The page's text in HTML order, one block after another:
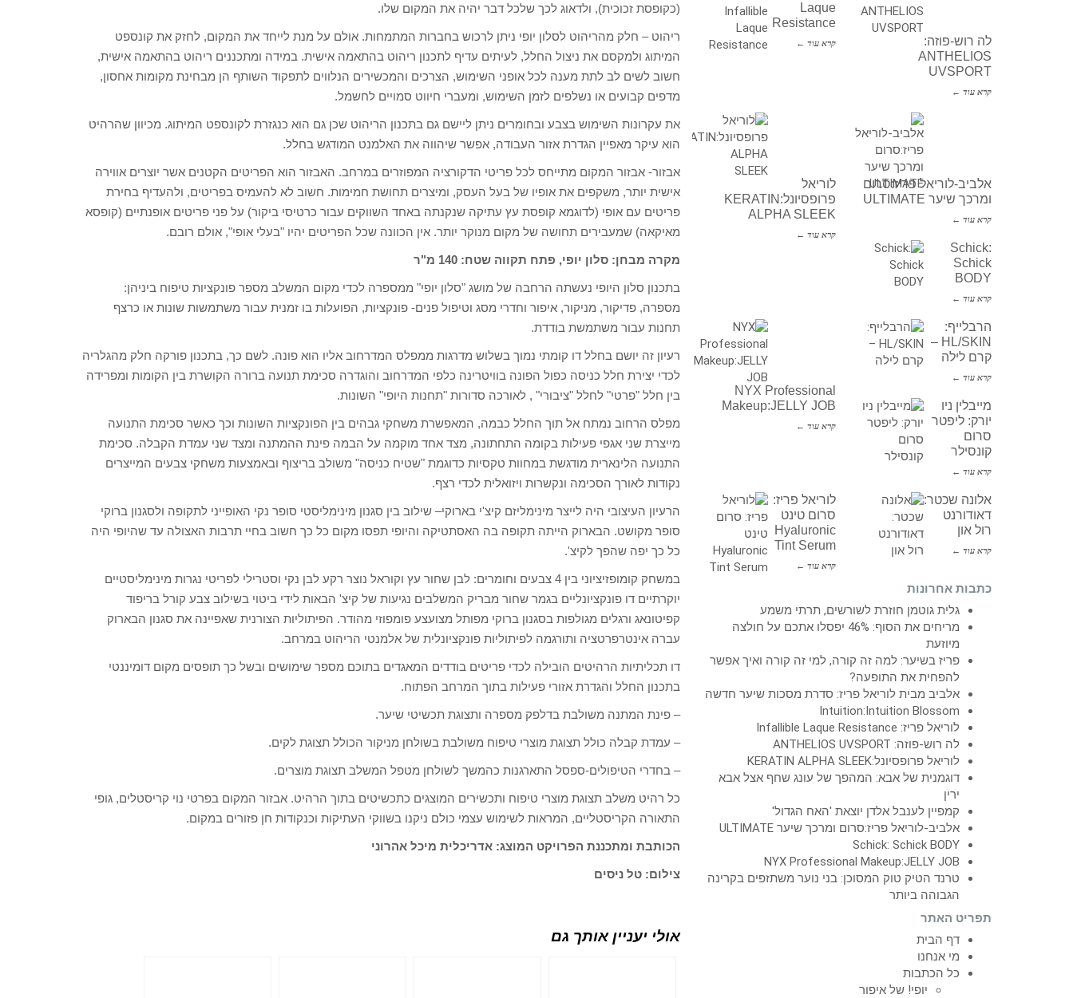
(כקופסת זכוכית), ולדאוג לכך שלכל דבר יהיה את המקום שלו.
ריהוט – חלק מהריהוט לסלון יופי ניתן לרכוש בחברות המתמחות. אולם על מנת לייחד את המקום, לחזק את קונספט
המיתוג ולמקסם את ניצול החלל, לעיתים עדיף לתכנון ריהוט בהתאמה אישית. במידה ומתכננים ריהוט בהתאמה אישית,
חשוב לשים לב לתת מענה לכל אופני השימוש, הצרכים והמכשירים הנלווים לתפקוד השותף הן מבחינת מקומות אחסון,
מדפים קבועים או נשלפים לזמן השימוש, ומעברי חיווט סמויים לחשמל.
את עקרונות השימוש בצבע ובחומרים ניתן ליישם גם בתכנון הריהוט שכן גם הוא כנגזרת לקונספט המיתוג. מכיוון שהרהיט
הוא עיקר מאפיין הגדרת אזור העבודה, אפשר שיהווה את האלמנט המודגש בחלל.
אבזור- אבזור המקום מתייחס לכל פריטי הדקורציה המפוזרים במרחב. האבזור הוא הפריטים הקטנים אשר יוצרים אווירה
אישית יותר, משקפים את אופיו של בעל העסק, ומיצרים תחושת חמימות. חשוב לא להעמיס בפריטים, ולהעדיף בחירת
פריטים עם אופי (לדוגמא קופסת עץ עתיקה שנקנתה באחד השווקים עבור כרטיסי ביקור) על פני פריטים אופנתיים (קופסא
מאיקאה) שמעבירים תחושה של מקום מנוקר יותר. אין הכוונה שכל הפריטים יהיו "בעלי אופי", אולם רובם.
מקרה מבחן: סלון יופי, פתח תקווה שטח: 140 מ"ר
בתכנון סלון היופי נעשתה הרחבה של מושג "סלון יופי" ממספרה לכדי מקום המשלב מספר פונקציות טיפוח ביניהן:
מספרה, פדיקור, מניקור, איפור וחדרי מסג וטיפול פנים- פונקציות, הפועלות בו זמנית עבור משתמשות שונות או כרצף
תחנות עבור משתמשת בודדת.
רעיון זה יושם בחלל דו קומתי נמוך בשלוש מדרגות ממפלס המדרחוב אליו הוא פונה. לשם כך, בתכנון פורקה חלק מהגלריה
לכדי יצירת חלל כניסה כפול הפונה בוויטרינה כלפי המדרחוב והוגדרה סכימת תנועה ברורה הקושרת בין הקומות ומפרידה
בין חלל "פרטי" לחלל "ציבורי" , לאורכה סדורות "תחנות היופי" השונות.
מפלס הרחוב נמתח אל תוך החלל כבמה, המאפשרת משחקי גבהים בין הפונקציות השונות וכך כאשר סכימת התנועה
מייצרת שני אגפי פעילות בקומה התחתונה, מצד אחד מוקמה על הבמה פינת ההמתנה ומצד שני עמדת הקבלה. סכימת
התנועה הלינארית מודגשת במחוות טקסיות כדוגמת "שטיח כניסה" משולב בריצוף ובאמצעות משחקי צבעים המייצרים
נקודות לאורך הסכימה ונקשרות ויזואלית לכדי רצף.
הרעיון העיצובי היה לייצר מינימליזם קיצ'י בארוקי– שילוב בין סגנון מינימליסטי סופר נקי האופייני לתקופה ולסגנון ברוקי
סופר מקושט. הבארוק הייתה תקופה בה האסתטיקה והיופי תפסו מקום כל כך חשוב בחיי תרבות האצולה עד שהיופי היה
כל כך יפה שהפך לקיצ'.
במשחק קומופזיציוני בין 4 צבעים וחומרים: לבן שחור עץ וקוראל נוצר רקע לבן נקי וסטרילי לפריטי נגרות מינימליסטיים
יוקרתיים דו פונקציונליים בגמר שחור מבריק המשלבים נגיעות של קיצ' הבאות לידי ביטוי בשילוב צבע קורל בריפוד
קפיטונאג ורגלים מגולפות בסגנון ברוקי מפותל מצועצע פומפוזי מהודר. הפיתוליות הצורנית שאפיינה את סגנון הבארוק
עברה אינטרפרטציה ותורגמה לפיתוליות פונקציונלית של אלמנטי הריהוט במרחב.
דו תכליתיות הרהיטים הובילה לכדי פריטים בודדים המאגדים בתוכם מספר שימושים ובשל כך תופסים מקום דומיננטי
בתכנון החלל והגדרת אזורי פעילות בתוך המרחב הפתוח.
– פינת המתנה משולבת בדלפק מספרה ותצוגת תכשיטי שיער.
– עמדת קבלה כולל תצוגת מוצרי טיפוח משולבת בשולחן מניקור הכולל תצוגת לקים.
– בחדרי הטיפולים-ספסל התארגנות כהמשך לשולחן מטפל המשלב תצוגת מוצרים.
כל רהיט משלב תצוגת מוצרי טיפוח ותכשירים המוצגים כתכשיטים בתוך הרהיט. אבזור המקום בפרטי נוי קריסטלים, גופי
התאורה הקריסטליים, המראות לשימוש עצמי כולם ניקנו בשווקי העתיקות וכנקודות חן פזורים במקום.
הכותבת ומתכננת הפרויקט המוצג: אדריכלית מיכל אהרוני
צילום: טל ניסים
אולי יעניין אותך גם
Laque
Resistance
קרא עוד ←
לה רוש-פוזה:
ANTHELIOS
UVSPORT
קרא עוד ←
לוריאל
פרופסיונל:KERATIN
ALPHA SLEEK
קרא עוד ←
אלביב-לוריאל פריז:סרום
ומרכך שיער ULTIMATE
קרא עוד ←
Schick:
Schick
BODY
קרא עוד ←
NYX Professional
Makeup:JELLY JOB
קרא עוד ←
הרבלייף:
HL/SKIN –
קרם לילה
קרא עוד ←
מייבלין ניו
יורק: ליפטר
סרום
קונסילר
קרא עוד ←
לוריאל פריז:
סרום טינט
Hyaluronic
Tint Serum
קרא עוד ←
אלונה שכטר:
דאודורנט
רול און
קרא עוד ←
כתבות אחרונות
גלית גוטמן חוזרת לשורשים, תרתי משמע
מריחים את הסוף: 46% יפסלו אתכם על חולצה
מיוזעת
פריז בשיער: למה זה קורה, למי זה קורה ואיך אפשר
להפחית את התופעה?
אלביב מבית לוריאל פריז: סדרת מסכות שיער חדשה
Intuition:Intuition Blossom
לוריאל פריז: Infallible Laque Resistance
לה רוש-פוזה: ANTHELIOS UVSPORT
לוריאל פרופסיונל:KERATIN ALPHA SLEEK
דוגמנית של אבא: המהפך של עונג שחף אצל אבא
ירין
קמפיין לענבל אלדן יוצאת 'האח הגדול'
אלביב-לוריאל פריז:סרום ומרכך שיער ULTIMATE
Schick: Schick BODY
NYX Professional Makeup:JELLY JOB
טרנד הטיק טוק המסוכן: בני נוער משתזפים בקרינה
הגבוהה ביותר
תפריט האתר
דף הבית
מי אנחנו
כל הכתבות
יופי! של איפור